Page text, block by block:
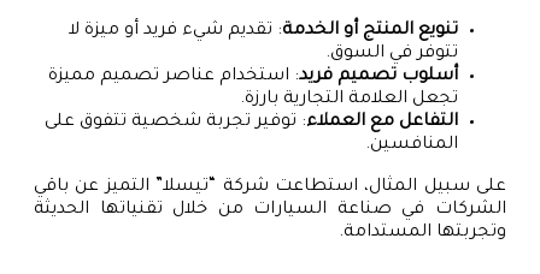
تنويع المنتج أو الخدمة: تقديم شيء فريد أو ميزة لا
تتوفر في السوق.
أسلوب تصميم فريد: استخدام عناصر تصميم مميزة
تجعل العلامة التجارية بارزة.
التفاعل مع العملاء: توفير تجربة شخصية تتفوق على
المنافسين.
على سبيل المثال، استطاعت شركة “تيسلا” التميز عن باقي
الشركات في صناعة السيارات من خلال تقنياتها الحديثة
وتجربتها المستدامة.